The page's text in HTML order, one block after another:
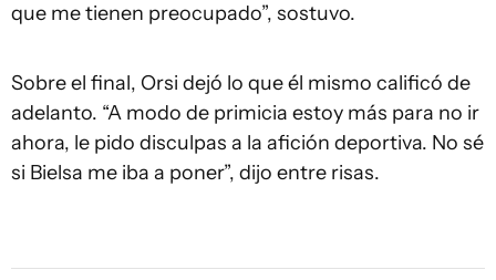
que me tienen preocupado”, sostuvo.
Sobre el final, Orsi dejó lo que él mismo calificó de
adelanto. “A modo de primicia estoy más para no ir
ahora, le pido disculpas a la afición deportiva. No sé
si Bielsa me iba a poner”, dijo entre risas.